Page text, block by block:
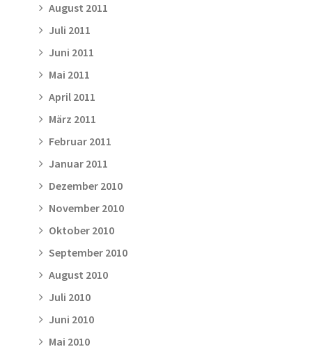
August 2011
Juli 2011
Juni 2011
Mai 2011
April 2011
März 2011
Februar 2011
Januar 2011
Dezember 2010
November 2010
Oktober 2010
September 2010
August 2010
Juli 2010
Juni 2010
Mai 2010